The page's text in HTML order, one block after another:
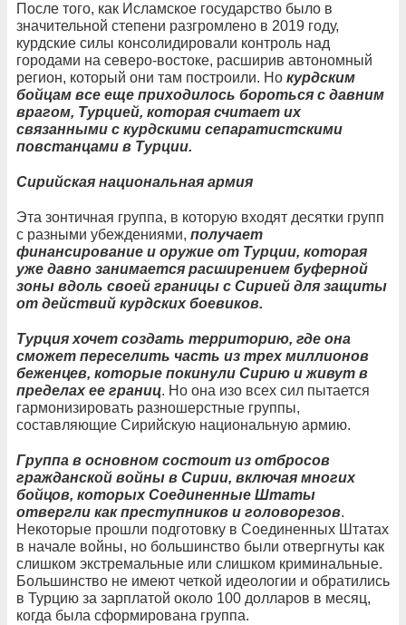
После того, как Исламское государство было в
значительной степени разгромлено в 2019 году,
курдские силы консолидировали контроль над
городами на северо-востоке, расширив автономный
регион, который они там построили. Но курдским
бойцам все еще приходилось бороться с давним
врагом, Турцией, которая считает их
связанными с курдскими сепаратистскими
повстанцами в Турции.
Сирийская национальная армия
Эта зонтичная группа, в которую входят десятки групп
с разными убеждениями, получает
финансирование и оружие от Турции, которая
уже давно занимается расширением буферной
зоны вдоль своей границы с Сирией для защиты
от действий курдских боевиков.
Турция хочет создать территорию, где она
сможет переселить часть из трех миллионов
беженцев, которые покинули Сирию и живут в
пределах ее границ. Но она изо всех сил пытается
гармонизировать разношерстные группы,
составляющие Сирийскую национальную армию.
Группа в основном состоит из отбросов
гражданской войны в Сирии, включая многих
бойцов, которых Соединенные Штаты
отвергли как преступников и головорезов.
Некоторые прошли подготовку в Соединенных Штатах
в начале войны, но большинство были отвергнуты как
слишком экстремальные или слишком криминальные.
Большинство не имеют четкой идеологии и обратились
в Турцию за зарплатой около 100 долларов в месяц,
когда была сформирована группа.